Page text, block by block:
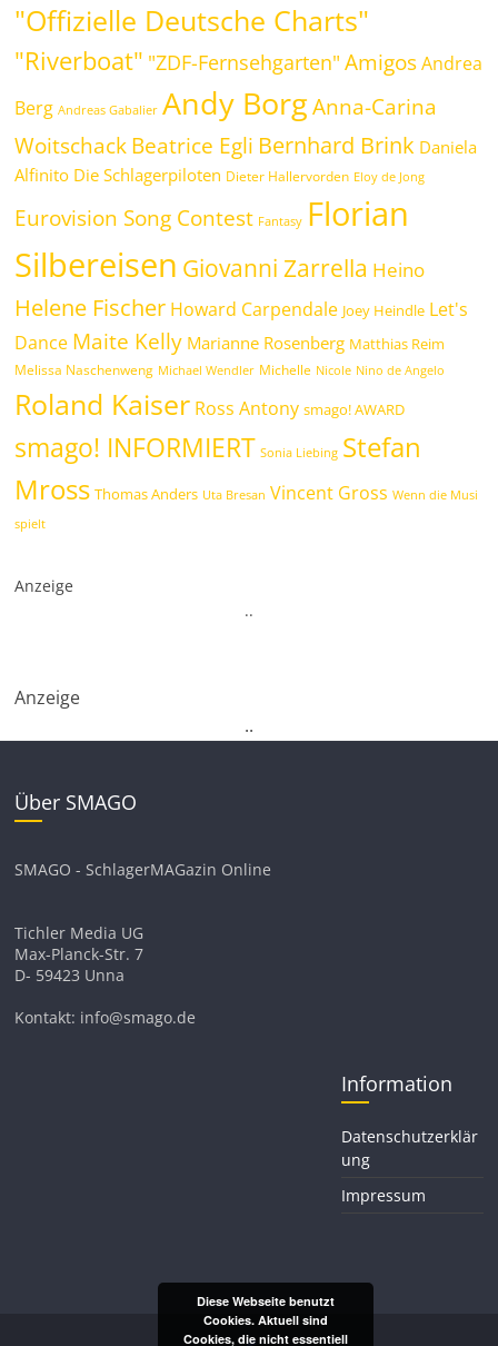
"Offizielle Deutsche Charts"
"Riverboat" "ZDF-Fernsehgarten" Amigos Andrea
Berg Andreas Gabalier Andy Borg Anna-Carina
WoitschackBeatrice Egli Bernhard Brink Daniela
Alfinito Die Schlagerpiloten Dieter Hallervorden Eloy de Jong
Eurovision Song Contest Fantasy Florian
Silbereisen Giovanni Zarrella Heino
Helene Fischer Howard Carpendale Joey Heindle Let's
Dance Maite Kelly Marianne Rosenberg Matthias Reim
Melissa Naschenweng Michael Wendler Michelle Nicole Nino de Angelo
Roland Kaiser Ross Antony smago! AWARD
smago! INFORMIERT Sonia Liebing Stefan
Mross Thomas Anders Uta Bresan Vincent Gross Wenn die Musi
spielt
Anzeige
..
Anzeige
..
Über SMAGO
SMAGO - SchlagerMAGazin Online
Tichler Media UG
Max-Planck-Str. 7
D- 59423 Unna
Kontakt: info@smago.de
Information
Datenschutzerklär
ung
Impressum
Diese Webseite benutzt
Cookies. Aktuell sind
Cookies, die nicht essentiell